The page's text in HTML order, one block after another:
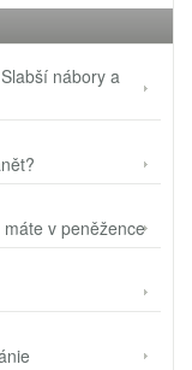
nábory a
v peněžence